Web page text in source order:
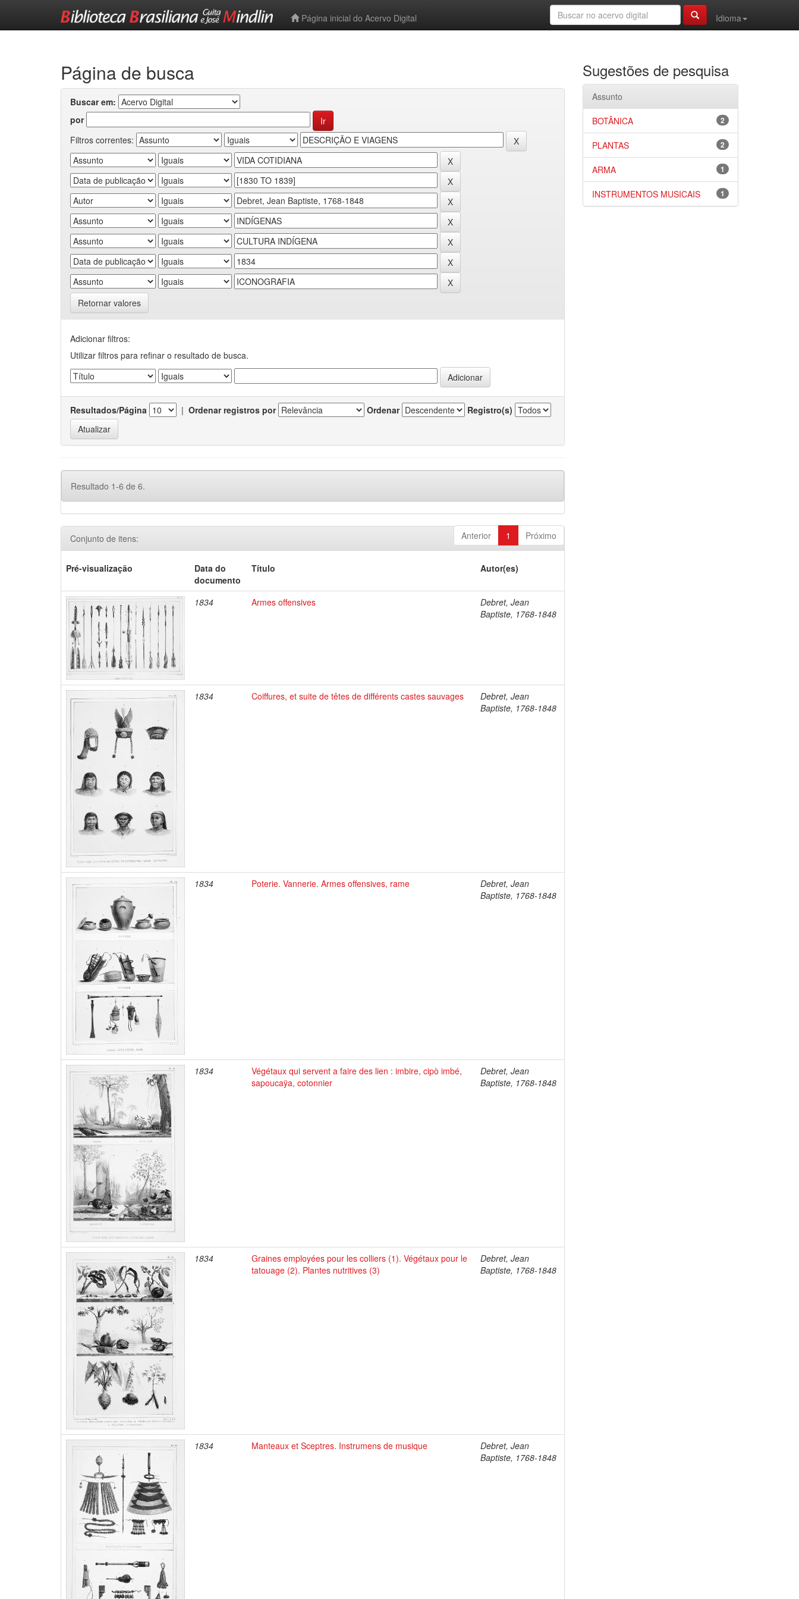
Página inicial do Acervo Digital
Idioma
Página de busca
Buscar em:
por
Filtros correntes:
Retornar valores
Adicionar filtros:
Utilizar filtros para refinar o resultado de busca.
Resultados/Página | Ordenar registros por Ordenar Registro(s)
Resultado 1-6 de 6.
Anterior 1 Próximo
Conjunto de itens:
Pré-visualização
Data do
documento
Título Autor(es)
1834 Armes offensives
Debret, Jean
Baptiste, 1768-1848
1834 Coiffures, et suite de têtes de différents castes sauvages
Debret, Jean
Baptiste, 1768-1848
1834 Poterie. Vannerie. Armes offensives, rame
Debret, Jean
Baptiste, 1768-1848
1834
Végétaux qui servent a faire des lien : imbire, cipò imbé,
sapoucaÿa, cotonnier
Debret, Jean
Baptiste, 1768-1848
1834
Graines employées pour les colliers (1). Végétaux pour le
tatouage (2). Plantes nutritives (3)
Debret, Jean
Baptiste, 1768-1848
1834 Manteaux et Sceptres. Instrumens de musique
Debret, Jean
Baptiste, 1768-1848
Sugestões de pesquisa
Assunto
2
BOTÂNICA
2
PLANTAS
1
ARMA
1
INSTRUMENTOS MUSICAIS